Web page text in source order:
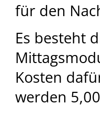
für den
Es besteht
Kosten
werden